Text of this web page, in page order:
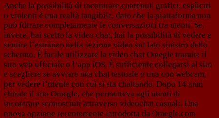
Anche la possibilità di incontrare contenuti grafici, espliciti
o violenti è una realtà tangibile, dato che la piattaforma non
può filtrare completamente le conversazioni tra utenti. Se,
invece, hai scelto la video chat, hai la possibilità di vedere e
sentire l’estraneo nella sezione video sul lato sinistro dello
schermo. È facile utilizzare la video chat Omegle tramite il
sito web ufficiale o l’app iOS. È sufficiente collegarsi al sito
e scegliere se avviare una chat testuale o una con webcam,
per vedere l’utente con cui si sta chattando. Dopo 14 anni
chiude il sito Omegle, che permetteva agli utenti di
incontrare sconosciuti attraverso videochat casuali. Una
nuova opzione recentemente introdotta da Omegle.com